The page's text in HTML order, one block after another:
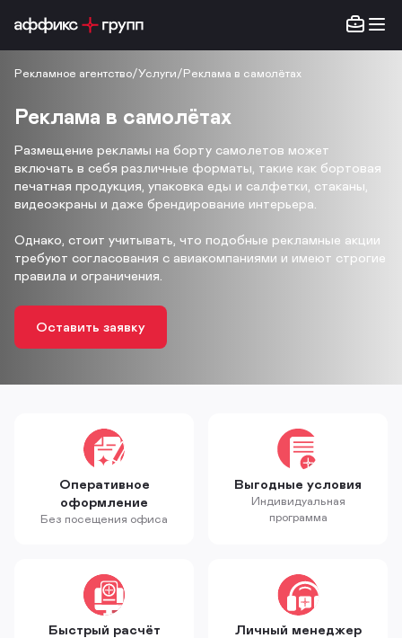
Рекламное агентство/Услуги/Реклама в самолётах
Реклама в самолётах
Размещение рекламы на борту самолетов может
включать в себя различные форматы, такие как бортовая
печатная продукция, упаковка еды и салфетки, стаканы,
видеоэкраны и даже брендирование интерьера.
Однако, стоит учитывать, что подобные рекламные акции
требуют согласования с авиакомпаниями и имеют строгие
правила и ограничения.
Оставить заявку
Оперативное
оформление
Без посещения офиса
Выгодные условия
Индивидуальная
программа
Быстрый расчёт Личный менеджер